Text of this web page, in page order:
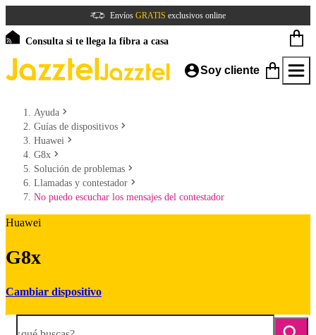
Envíos GRATIS exclusivos online
Consulta si te llega la fibra a casa
Soy cliente
Ayuda
Guías de dispositivos
Huawei
G8x
Solución de problemas
Llamadas y contestador
No puedo escuchar los mensajes del contestador
Huawei
G8x
Cambiar dispositivo